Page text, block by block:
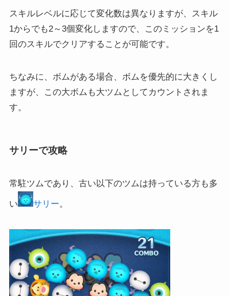
スキルレベルに応じて変化数は異なりますが、スキル
1からでも2～3個変化しますので、このミッションを1
回のスキルでクリアすることが可能です。
ちなみに、ボムがある場合、ボムを優先的に大きくし
ますが、この大ボムも大ツムとしてカウントされま
す。
サリーで攻略
常駐ツムであり、古い以下のツムは持っている方も多
い サリー。